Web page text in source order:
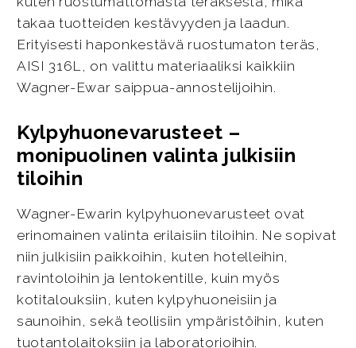
takaa tuotteiden kestävyyden ja laadun.
Erityisesti haponkestävä ruostumaton teräs,
AISI 316L, on valittu materiaaliksi kaikkiin
Wagner-Ewar saippua-annostelijoihin.
Kylpyhuonevarusteet –
monipuolinen valinta julkisiin
tiloihin
Wagner-Ewarin kylpyhuonevarusteet ovat
erinomainen valinta erilaisiin tiloihin. Ne sopivat
niin julkisiin paikkoihin, kuten hotelleihin,
ravintoloihin ja lentokentille, kuin myös
kotitalouksiin, kuten kylpyhuoneisiin ja
saunoihin, sekä teollisiin ympäristöihin, kuten
tuotantolaitoksiin ja laboratorioihin.